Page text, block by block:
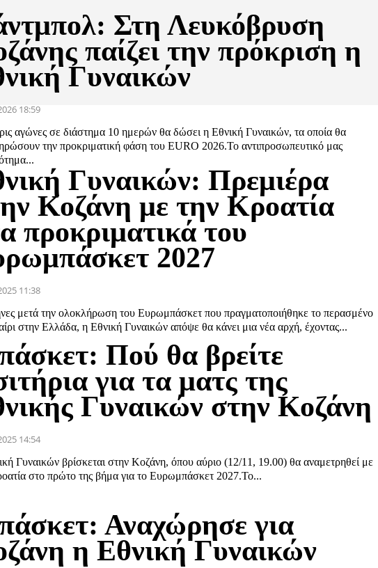
Στη Λευκόβρυση
παίζει την πρόκριση η
Γυναικών
18:59
αγώνες σε διάστημα 10 ημερών θα δώσει η Εθνική Γυναικών, τα οποία θα
την προκριματική φάση του ΕURO 2026.Το αντιπροσωπευτικό μας
Γυναικών: Πρεμιέρα
Κοζάνη με την Κροατία
προκριματικά του
2027
11:38
μετά την ολοκλήρωση του Ευρωμπάσκετ που πραγματοποιήθηκε το περασμένο
στην Ελλάδα, η Εθνική Γυναικών απόψε θα κάνει μια νέα αρχή, έχοντας...
Πού θα βρείτε
για τα ματς της
Γυναικών στην Κοζάνη
14:54
Γυναικών βρίσκεται στην Κοζάνη, όπου αύριο (12/11, 19.00) θα αναμετρηθεί με
στο πρώτο της βήμα για το Ευρωμπάσκετ 2027.Το...
Αναχώρησε για
η Εθνική Γυναικών